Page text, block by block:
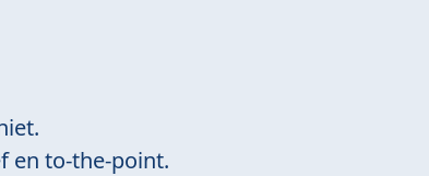
en to-the-point.